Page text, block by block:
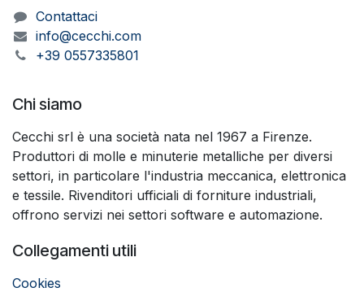
Contattaci
info@cecchi.com
+39 0557335801
Chi siamo
Cecchi srl è una società nata nel 1967 a Firenze.
Produttori di molle e minuterie metalliche per diversi
settori, in particolare l'industria meccanica, elettronica
e tessile. Rivenditori ufficiali di forniture industriali,
offrono servizi nei settori software e automazione.
Collegamenti utili
Cookies